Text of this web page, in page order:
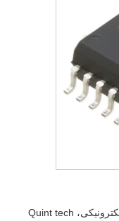
با بیش از 10 سال تجربه در بازار قطعات الکترونیکی، Quint tech